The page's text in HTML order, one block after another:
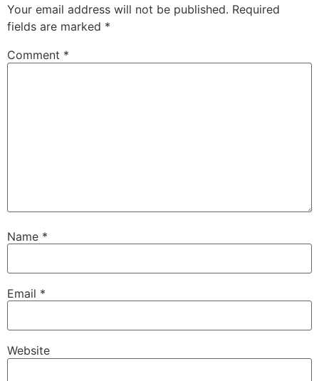
Your email address will not be published. Required
fields are marked *
Comment *
Name *
Email *
Website